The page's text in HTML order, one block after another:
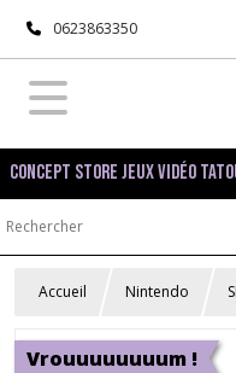
0623863350
Concept Store Jeux Vidéo
Accueil Nintendo
Vrouuuuuuuum !